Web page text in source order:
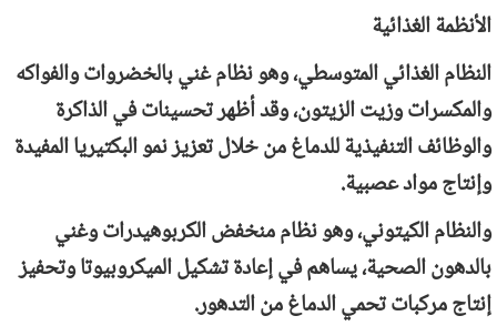
الأنظمة الغذائية
النظام الغذائي المتوسطي، وهو نظام غني بالخضروات والفواكه
والمكسرات وزيت الزيتون، وقد أظهر تحسينات في الذاكرة
والوظائف التنفيذية للدماغ من خلال تعزيز نمو البكتيريا المفيدة
وإنتاج مواد عصبية.
والنظام الكيتوني، وهو نظام منخفض الكربوهيدرات وغني
بالدهون الصحية، يساهم في إعادة تشكيل الميكروبيوتا وتحفيز
إنتاج مركبات تحمي الدماغ من التدهور.